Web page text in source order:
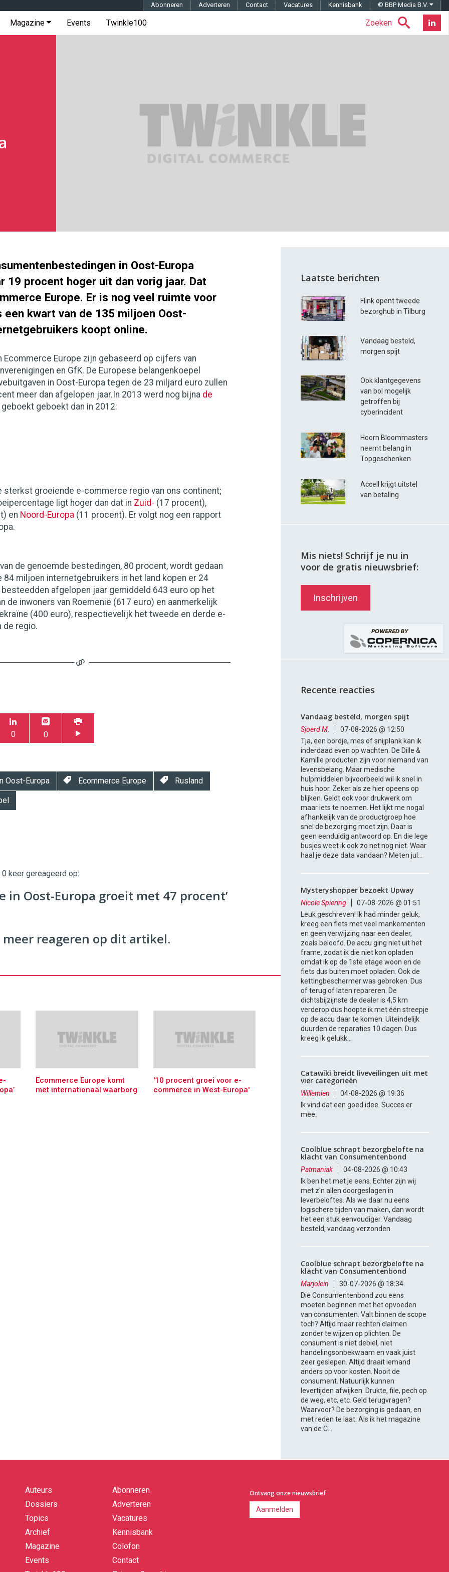
Zoeken
Magazine Events Twinkle100
Abonneren Adverteren Contact Vacatures Kennisbank © BBP Media B.V.
in Oost-Europa
19 procent hoger uit dan vorig jaar. Dat
Europe. Er is nog veel ruimte voor
kwart van de 135 miljoen Oost-
koopt online.
Ecommerce Europe zijn gebaseerd op cijfers van
en GfK. De Europese belangenkoepel
in Oost-Europa tegen de 23 miljard euro zullen
meer dan afgelopen jaar.In 2013 werd nog bijna de
geboekt dan in 2012:
sterkst groeiende e-commerce regio van ons continent;
ligt hoger dan dat in Zuid- (17 procent),
en Noord-Europa (11 procent). Er volgt nog een rapport
de genoemde bestedingen, 80 procent, wordt gedaan
84 miljoen internetgebruikers in het land kopen er 24
afgelopen jaar gemiddeld 643 euro op het
de inwoners van Roemenië (617 euro) en aanmerkelijk
(400 euro), respectievelijk het tweede en derde e-
de regio.
0 0
Oost-Europa Ecommerce Europe Rusland
keer gereageerd op:
in Oost-Europa groeit met 47 procent’
reageren op dit artikel.
Ecommerce Europe komt
met internationaal waarborg
'10 procent groei voor e-
commerce in West-Europa'
Laatste berichten
Flink opent tweede
bezorghub in Tilburg
Vandaag besteld,
morgen spijt
Ook klantgegevens
van bol mogelijk
getroffen bij
cyberincident
Hoorn Bloommasters
neemt belang in
Topgeschenken
Accell krijgt uitstel
van betaling
Mis niets! Schrijf je nu in
voor de gratis nieuwsbrief:
Inschrijven
Recente reacties
Vandaag besteld, morgen spijt
Sjoerd M.
07-08-2026 @ 12:50
Tja, een bordje, mes of snijplank kan ik
inderdaad even op wachten. De Dille &
Kamille producten zijn voor niemand van
levensbelang. Maar medische
hulpmiddelen bijvoorbeeld wil ik snel in
huis hoor. Zeker als ze hier opeens op
blijken. Geldt ook voor drukwerk om
maar iets te noemen. Het lijkt me nogal
afhankelijk van de productgroep hoe
snel de bezorging moet zijn. Daar is
geen eenduidig antwoord op. En die lege
busjes weet ik ook zo net nog niet. Waar
haal je deze data vandaan? Meten jul...
Mysteryshopper bezoekt Upway
Nicole Spiering
07-08-2026 @ 01:51
Leuk geschreven! Ik had minder geluk,
kreeg een fiets met veel mankementen
en geen verwijzing naar een dealer,
zoals beloofd. De accu ging niet uit het
frame, zodat ik die niet kon opladen
omdat ik op de 1ste etage woon en de
fiets dus buiten moet opladen. Ook de
kettingbeschermer was gebroken. Dus
of terug of laten repareren. De
dichtsbijzijnste de dealer is 4,5 km
verderop dus hoopte ik met één streepje
op de accu daar te komen. Uiteindelijk
duurden de reparaties 10 dagen. Dus
kreeg ik gelukk...
Catawiki breidt liveveilingen uit met
vier categorieën
Willemien
04-08-2026 @ 19:36
Ik vind dat een goed idee. Succes er
mee.
Coolblue schrapt bezorgbelofte na
klacht van Consumentenbond
Patmaniak
04-08-2026 @ 10:43
Ik ben het met je eens. Echter zijn wij
met z'n allen doorgeslagen in
leverbeloftes. Als we daar nu eens
logischere tijden van maken, dan wordt
het een stuk eenvoudiger. Vandaag
besteld, vandaag verzonden.
Coolblue schrapt bezorgbelofte na
klacht van Consumentenbond
Marjolein
30-07-2026 @ 18:34
Die Consumentenbond zou eens
moeten beginnen met het opvoeden
van consumenten. Valt binnen de scope
toch? Altijd maar rechten claimen
zonder te wijzen op plichten. De
consument is niet debiel, niet
handelingsonbekwaam en vaak juist
zeer geslepen. Altijd draait iemand
anders op voor kosten. Nooit de
consument. Natuurlijk kunnen
levertijden afwijken. Drukte, file, pech op
de weg, etc, etc. Geld terugvragen?
Waarvoor? De bezorging is gedaan, en
met reden te laat. Als ik het magazine
van de C...
Quick
links
Auteurs
Dossiers
Topics
Archief
Magazine
Events
Abonneren
Adverteren
Vacatures
Kennisbank
Colofon
Contact
Ontvang onze nieuwsbrief
Aanmelden